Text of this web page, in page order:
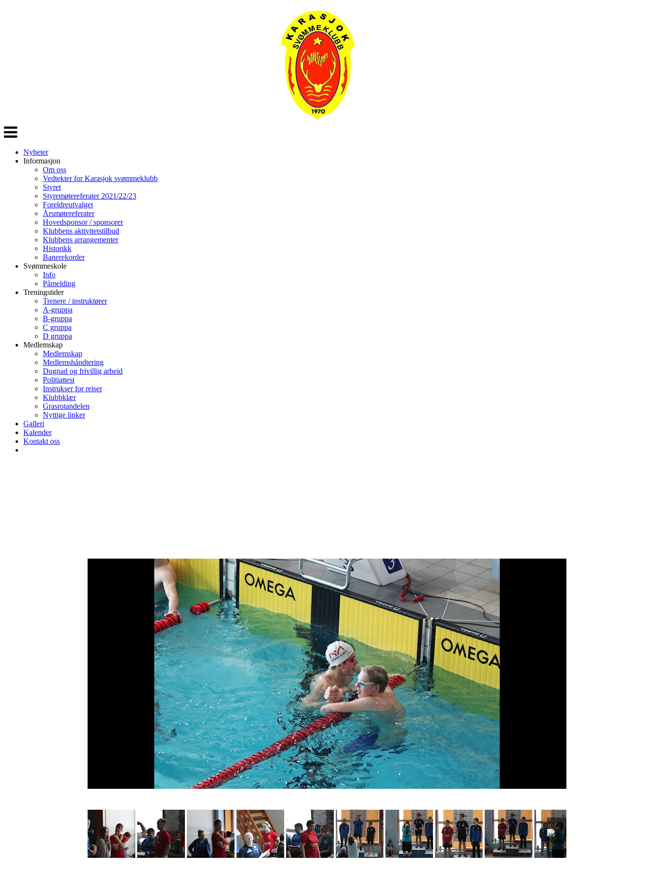
Veksle
navigasjon
Nyheter
Informasjon
Om oss
Vedtekter for Karasjok svømmeklubb
Styret
Styremøtereferater 2021/22/23
Foreldreutvalget
Årsmøtereferater
Hovedsponsor / sponsorer
Klubbens aktivitetstilbud
Klubbens arrangementer
Historikk
Banerekorder
Svømmeskole
Info
Påmelding
Treningstider
Trenere / instruktører
A-gruppa
B-gruppa
C gruppa
D gruppa
Medlemskap
Medlemskap
Medlemshåndtering
Dugnad og frivillig arbeid
Politiattest
Instrukser for reiser
Klubbklær
Grasrotandelen
Nyttige linker
Galleri
Kalender
Kontakt oss